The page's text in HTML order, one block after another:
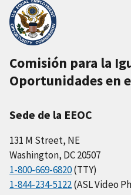
Comisión para la
Oportunidades en
Sede de la EEOC
131 M Street, NE
Washington, DC 20507
1-800-669-6820(TTY)
1-844-234-5122(ASL Video